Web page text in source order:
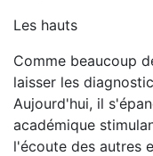
Les hauts
Comme beaucoup
laisser les
Aujourd'hui, il
académique
l'écoute des autres